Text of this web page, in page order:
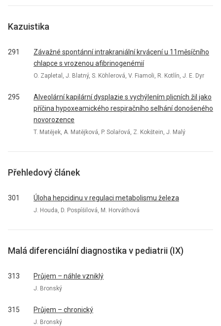
Kazuistika
291
Závažné spontánní intrakraniální krvácení u 11měsíčního
chlapce s vrozenou afibrinogenémií
O. Zapletal, J. Blatný, S. Köhlerová, V. Fiamoli, R. Kotlín, J. E. Dyr
295
Alveolární kapilární dysplazie s vychýlením plicních žil jako
příčina hypoxeamického respiračního selhání donošeného
novorozence
T. Matějek, A. Matějková, P. Solařová, Z. Kokštein, J. Malý
Přehledový článek
301 Úloha hepcidinu v regulaci metabolismu železa
J. Houda, D. Pospíšilová, M. Horváthová
Malá diferenciální diagnostika v pediatrii (IX)
313 Průjem – náhle vzniklý
J. Bronský
315 Průjem – chronický
J. Bronský